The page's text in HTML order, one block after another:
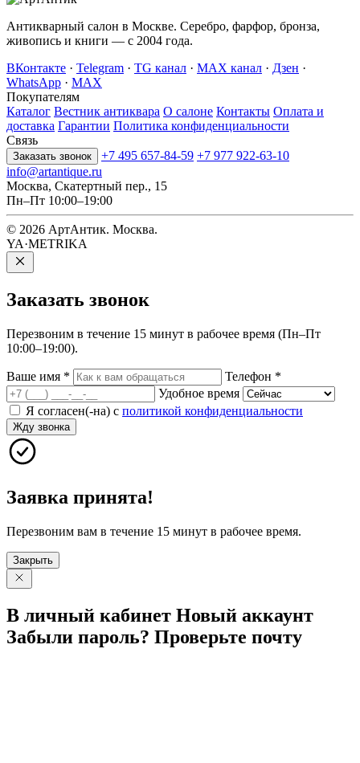
Антикварный салон в Москве. Серебро, фарфор, бронза,
живопись и книги — с 2004 года.
ВКонтакте · Telegram · TG канал · MAX канал · Дзен ·
WhatsApp · MAX
Покупателям
Каталог Вестник антиквара О салоне Контакты Оплата и
доставка Гарантии Политика конфиденциальности
Связь
Заказать звонок +7 495 657-84-59 +7 977 922-63-10
info@artantique.ru
Москва, Скатертный пер., 15
Пн–Пт 10:00–19:00
© 2026 АртАнтик. Москва.
YA·METRIKA
Заказать звонок
Перезвоним в течение 15 минут в рабочее время (Пн–Пт
10:00–19:00).
Ваше имя * Телефон *
Удобное время
Я согласен(-на) с политикой конфиденциальности
Жду звонка
Заявка принята!
Перезвоним вам в течение 15 минут в рабочее время.
Закрыть
В личный кабинет Новый аккаунт
Забыли пароль? Проверьте почту